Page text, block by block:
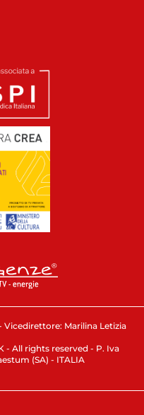
Vicedirettore: Marilina Letizia
- All rights reserved - P. Iva
(SA) - ITALIA